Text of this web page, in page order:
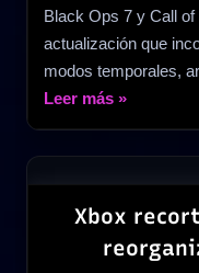
Black Ops 7 y Call
actualización que
modos temporales,
Leer más«La
5
Duty
»
Xbox